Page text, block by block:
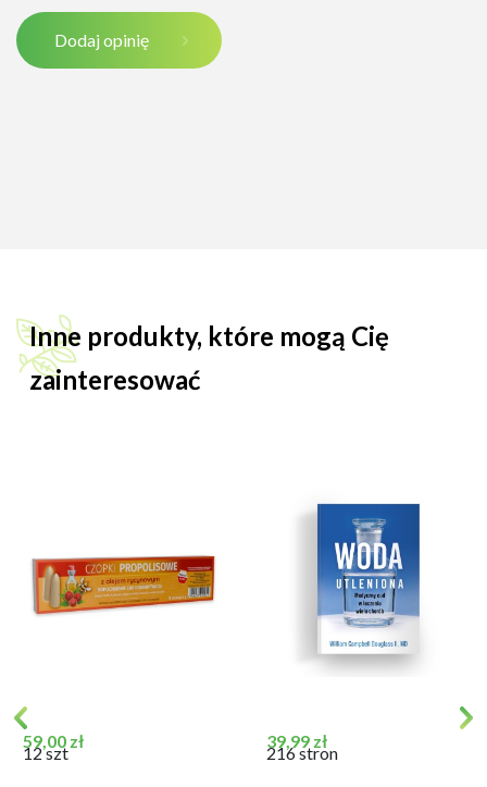
Dodaj opinię
Inne produkty, które mogą Cię
zainteresować
Cena
59,00 zł
12 szt
Cena
39,99 zł
216 stron